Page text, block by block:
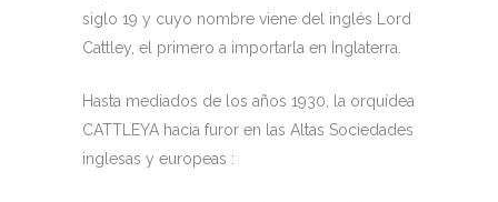
siglo 19 y cuyo nombre viene del inglés Lord
Cattley, el primero a importarla en Inglaterra.
Hasta mediados de los años 1930, la orquídea
CATTLEYA hacia furor en las Altas Sociedades
inglesas y europeas :